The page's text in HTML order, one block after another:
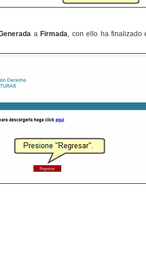
a Firmada, con ello ha finalizado